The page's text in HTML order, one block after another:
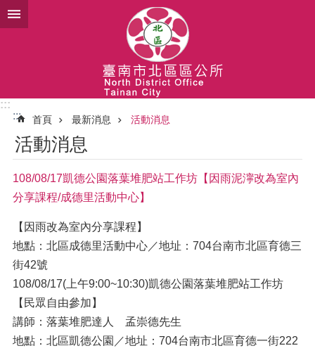
跳到主要內容區塊
:::
:::
首頁 最新消息 活動消息
活動消息
108/08/17凱德公園落葉堆肥站工作坊【因雨泥濘改為室內
分享課程/成德里活動中心】
【因雨改為室內分享課程】
地點：北區成德里活動中心／地址：704台南市北區育德三
街42號
108/08/17(上午9:00~10:30)凱德公園落葉堆肥站工作坊
【民眾自由參加】
講師：落葉堆肥達人 孟崇德先生
地點：北區凱德公園／地址：704台南市北區育德一街222